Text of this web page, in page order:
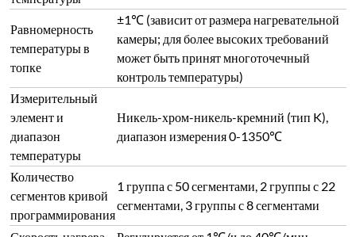
Равномерность
температуры в
топке
±1℃ (зависит от размера нагревательной
камеры; для более высоких требований
может быть принят многоточечный
контроль температуры)
Измерительный
элемент и
диапазон
температуры
Никель-хром-никель-кремний (тип K),
диапазон измерения 0-1350℃
Количество
сегментов кривой
программирования
1 группа с 50 сегментами, 2 группы с 22
сегментами, 3 группы с 8 сегментами